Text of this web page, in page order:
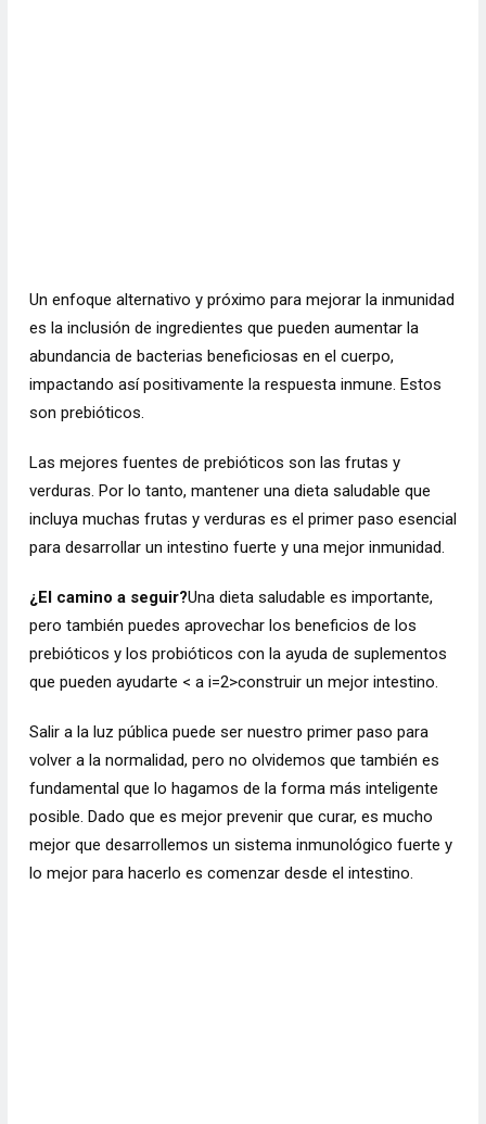
Un enfoque alternativo y próximo para mejorar la inmunidad
es la inclusión de ingredientes que pueden aumentar la
abundancia de bacterias beneficiosas en el cuerpo,
impactando así positivamente la respuesta inmune. Estos
son prebióticos.
Las mejores fuentes de prebióticos son las frutas y
verduras. Por lo tanto, mantener una dieta saludable que
incluya muchas frutas y verduras es el primer paso esencial
para desarrollar un intestino fuerte y una mejor inmunidad.
¿El camino a seguir?Una dieta saludable es importante,
pero también puedes aprovechar los beneficios de los
prebióticos y los probióticos con la ayuda de suplementos
que pueden ayudarte < a i=2>construir un mejor intestino.
Salir a la luz pública puede ser nuestro primer paso para
volver a la normalidad, pero no olvidemos que también es
fundamental que lo hagamos de la forma más inteligente
posible. Dado que es mejor prevenir que curar, es mucho
mejor que desarrollemos un sistema inmunológico fuerte y
lo mejor para hacerlo es comenzar desde el intestino.